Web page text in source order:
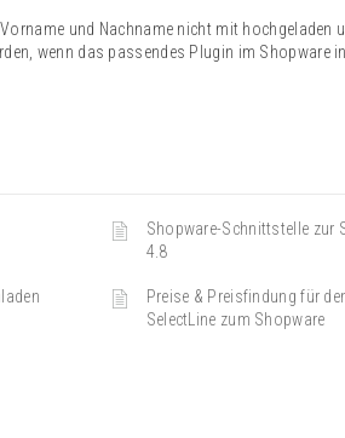
und Nachname nicht mit
wenn das passendes Plugin im Shopware
Shopware-Schnittstelle zur
4.8
Preise & Preisfindung für
SelectLine zum Shopware